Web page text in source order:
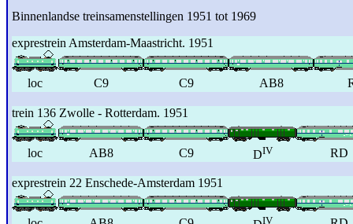
Binnenlandse treinsamenstellingen 1951 tot 1969
exprestrein Amsterdam-Maastricht. 1951
loc C9 C9 AB8
trein 136 Zwolle - Rotterdam. 1951
loc AB8 C9 DIV RD
exprestrein 22 Enschede-Amsterdam 1951
IV